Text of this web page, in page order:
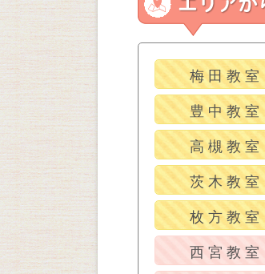
梅田教室
豊中教室
高槻教室
茨木教室
枚方教室
西宮教室